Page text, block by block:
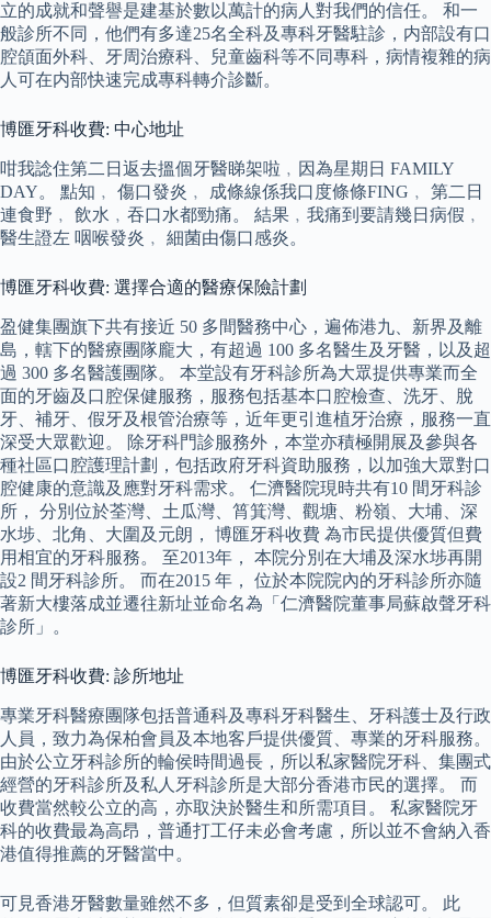
立的成就和聲譽是建基於數以萬計的病人對我們的信任。 和一
般診所不同，他們有多達25名全科及專科牙醫駐診，内部設有口
腔頜面外科、牙周治療科、兒童齒科等不同專科，病情複雜的病
人可在内部快速完成專科轉介診斷。
博匯牙科收費: 中心地址
咁我諗住第二日返去搵個牙醫睇架啦﹐因為星期日 FAMILY
DAY。 點知﹐ 傷口發炎﹐ 成條線係我口度條條FING﹐ 第二日
連食野﹐ 飲水﹐吞口水都勁痛。 結果﹐我痛到要請幾日病假﹐
醫生證左 咽喉發炎﹐ 細菌由傷口感炎。
博匯牙科收費: 選擇合適的醫療保險計劃
盈健集團旗下共有接近 50 多間醫務中心，遍佈港九、新界及離
島，轄下的醫療團隊龐大，有超過 100 多名醫生及牙醫，以及超
過 300 多名醫護團隊。 本堂設有牙科診所為大眾提供專業而全
面的牙齒及口腔保健服務，服務包括基本口腔檢查、洗牙、脫
牙、補牙、假牙及根管治療等，近年更引進植牙治療，服務一直
深受大眾歡迎。 除牙科門診服務外，本堂亦積極開展及參與各
種社區口腔護理計劃，包括政府牙科資助服務，以加強大眾對口
腔健康的意識及應對牙科需求。 仁濟醫院現時共有10 間牙科診
所， 分別位於荃灣、土瓜灣、筲箕灣、觀塘、粉嶺、大埔、深
水埗、北角、大圍及元朗， 博匯牙科收費 為市民提供優質但費
用相宜的牙科服務。 至2013年， 本院分別在大埔及深水埗再開
設2 間牙科診所。 而在2015 年， 位於本院院內的牙科診所亦隨
著新大樓落成並遷往新址並命名為「仁濟醫院董事局蘇啟聲牙科
診所」。
博匯牙科收費: 診所地址
專業牙科醫療團隊包括普通科及專科牙科醫生、牙科護士及行政
人員，致力為保柏會員及本地客戶提供優質、專業的牙科服務。
由於公立牙科診所的輪侯時間過長，所以私家醫院牙科、集團式
經營的牙科診所及私人牙科診所是大部分香港市民的選擇。 而
收費當然較公立的高，亦取決於醫生和所需項目。 私家醫院牙
科的收費最為高昂，普通打工仔未必會考慮，所以並不會納入香
港值得推薦的牙醫當中。
可見香港牙醫數量雖然不多，但質素卻是受到全球認可。 此